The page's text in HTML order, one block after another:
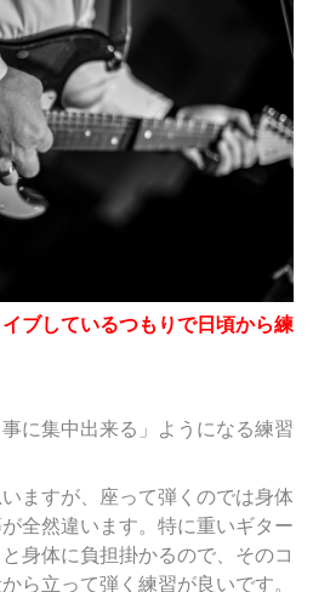
イブしているつもりで日頃から練
に集中出来る」ようになる練習
いますが、座って弾くのでは身体
全然違います。特に重いギター
身体に負担掛かるので、そのコ
ら立って弾く練習が良いです。